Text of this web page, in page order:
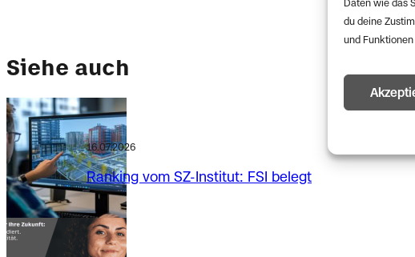
du deine
und
Siehe auch
16.07.2026
Ranking vom SZ-Institut: FSI belegt